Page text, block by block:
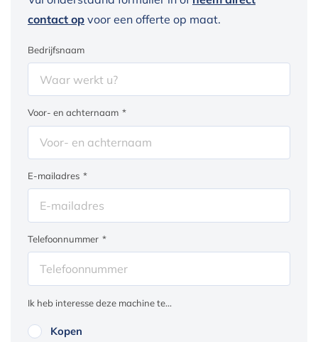
contact op voor een offerte op maat.
Bedrijfsnaam
Voor- en achternaam *
E-mailadres *
Telefoonnummer *
Ik heb interesse deze machine te...
Kopen